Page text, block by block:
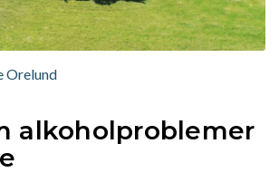
Orelund
alkoholproblemer